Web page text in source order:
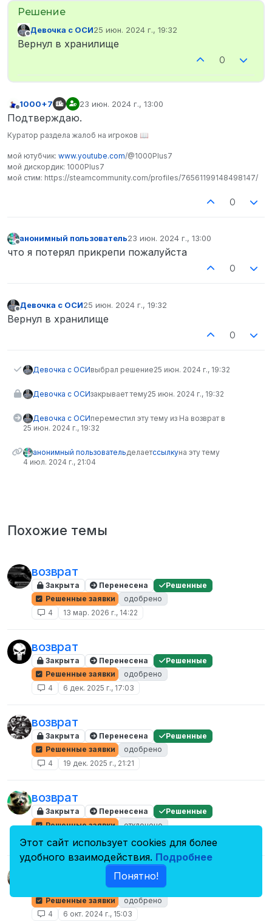
Не в сети
Девочка с ОСИ25 июн. 2024 г., 19:32
отредактировано
Вернул в хранилище
0
1000+7 23 июн. 2024 г., 13:00
отредактировано
Подтверждаю.
Куратор раздела жалоб на игроков 📖
мой ютубчик: www.youtube.com/@1000Plus7
мой дискордик: 1000Plus7
мой стим: https://steamcommunity.com/profiles/76561199148498147/
0
анонимный пользователь23 июн. 2024 г., 13:00
отредактировано
что я потерял прикрепи пожалуйста
0
Не в сети
Девочка с ОСИ25 июн. 2024 г., 19:32
отредактировано
Вернул в хранилище
0
Девочка с ОСИвыбрал решение25 июн. 2024 г., 19:32
Девочка с ОСИзакрывает тему25 июн. 2024 г., 19:32
Девочка с ОСИпереместил эту тему из На возврат в
25 июн. 2024 г., 19:32
анонимный пользовательделаетссылкуна эту тему
4 июл. 2024 г., 21:04
Похожие темы
возврат
Закрыта Перенесена
Решенные
Решенные заявки
одобрено
4
13 мар. 2026 г., 14:22
возврат
Закрыта Перенесена
Решенные
Решенные заявки
одобрено
4
6 дек. 2025 г., 17:03
возврат
Закрыта Перенесена
Решенные
Решенные заявки
одобрено
4
19 дек. 2025 г., 21:21
возврат
Закрыта Перенесена
Решенные
Решенные заявки
отклонено
Перенесена
Решенные
Решенные заявки
одобрено
4
6 окт. 2024 г., 15:03
Этот сайт использует cookies для более
удобного взаимодействия. Подробнее
Понятно!